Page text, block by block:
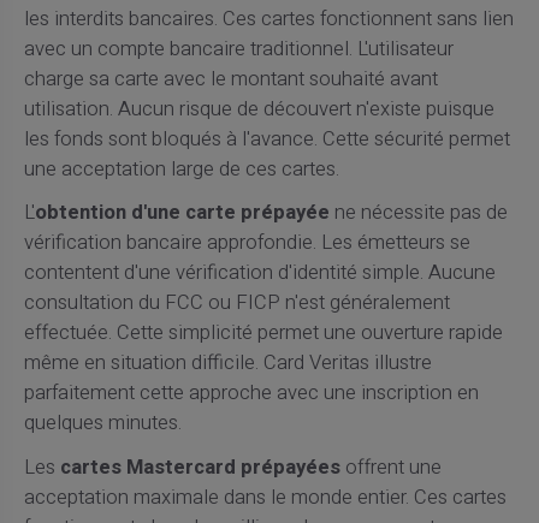
les interdits bancaires. Ces cartes fonctionnent sans lien
avec un compte bancaire traditionnel. L'utilisateur
charge sa carte avec le montant souhaité avant
utilisation. Aucun risque de découvert n'existe puisque
les fonds sont bloqués à l'avance. Cette sécurité permet
une acceptation large de ces cartes.
L'obtention d'une carte prépayée ne nécessite pas de
vérification bancaire approfondie. Les émetteurs se
contentent d'une vérification d'identité simple. Aucune
consultation du FCC ou FICP n'est généralement
effectuée. Cette simplicité permet une ouverture rapide
même en situation difficile. Card Veritas illustre
parfaitement cette approche avec une inscription en
quelques minutes.
Les cartes Mastercard prépayéesoffrent une
acceptation maximale dans le monde entier. Ces cartes